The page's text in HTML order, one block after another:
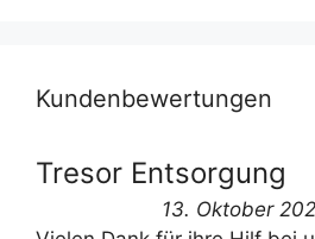
Kundenbewertungen
Tresor Entsorgung
13. Oktober